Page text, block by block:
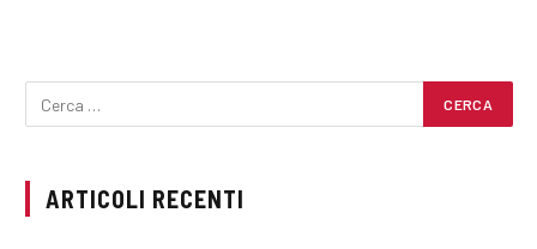
ARTICOLI RECENTI